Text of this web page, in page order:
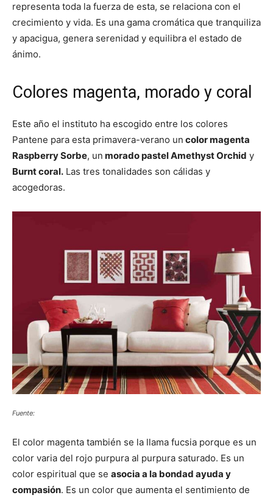
representa toda la fuerza de esta, se relaciona con el
crecimiento y vida. Es una gama cromática que tranquiliza
y apacigua, genera serenidad y equilibra el estado de
ánimo.
Colores magenta, morado y coral
Este año el instituto ha escogido entre los colores
Pantene para esta primavera-verano un color magenta
Raspberry Sorbe, un morado pastel Amethyst Orchid y
Burnt coral. Las tres tonalidades son cálidas y
acogedoras.
Fuente:
El color magenta también se la llama fucsia porque es un
color varia del rojo purpura al purpura saturado. Es un
color espiritual que se asocia a la bondad ayuda y
compasión. Es un color que aumenta el sentimiento de